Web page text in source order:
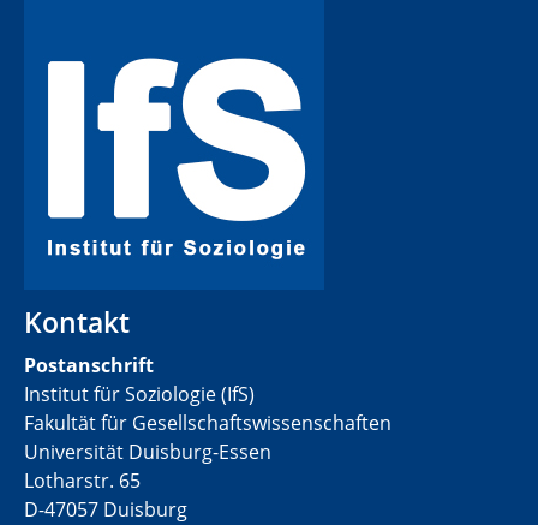
Kontakt
Postanschrift
Institut für Soziologie (IfS)
Fakultät für Gesellschaftswissenschaften
Universität Duisburg-Essen
Lotharstr. 65
D-47057 Duisburg